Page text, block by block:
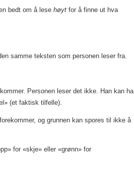
bedt om å lese høyt for å finne ut hva
samme teksten som personen leser fra.
Personen leser det ikke. Han kan ha
(et faktisk tilfelle).
og grunnen kan spores til ikke å
for «skje» eller «grønn» for